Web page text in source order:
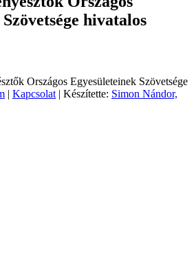
hivatalos
Országos Egyesületeinek Szövetsége
| Kapcsolat | Készítette: Simon Nándor,